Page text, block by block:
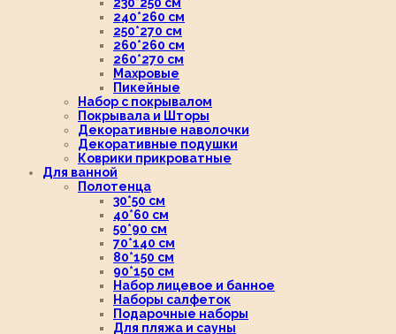
240*260 см
250*270 см
260*260 см
260*270 см
Махровые
Пикейные
Набор с покрывалом
Покрывала и Шторы
Декоративные наволочки
Декоративные подушки
Коврики прикроватные
Для ванной
Полотенца
30*50 см
40*60 см
50*90 см
70*140 см
80*150 см
90*150 см
Набор лицевое и банное
Наборы салфеток
Подарочные наборы
Для пляжа и сауны